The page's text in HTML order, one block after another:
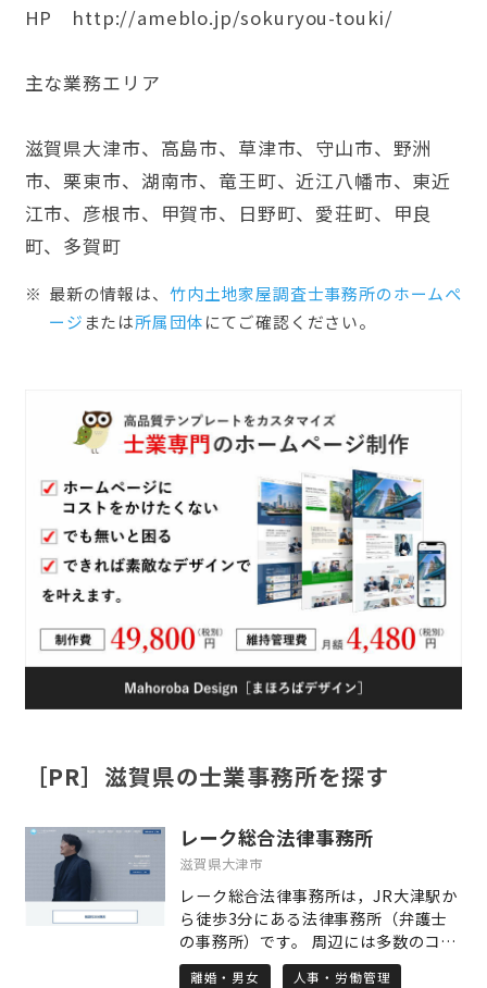
HP http://ameblo.jp/sokuryou-touki/
主な業務エリア
滋賀県大津市、高島市、草津市、守山市、野洲
市、栗東市、湖南市、竜王町、近江八幡市、東近
江市、彦根市、甲賀市、日野町、愛荘町、甲良
町、多賀町
最新の情報は、 竹内土地家屋調査士事務所のホームぺ
ージ または所属団体にてご確認ください。
［PR］滋賀県の士業事務所を探す
レーク総合法律事務所
滋賀県大津市
レーク総合法律事務所は，JR大津駅か
ら徒歩3分にある法律事務所（弁護士
の事務所）です。 周辺には多数のコイ
ンパーキングもあり，大変アクセスの
離婚・男女 人事・労働管理